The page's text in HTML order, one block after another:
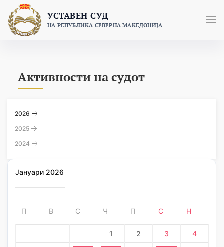
content
УСТАВЕН СУД
НА РЕПУБЛИКА СЕВЕРНА МАКЕДОНИЈА
Активности на судот
2026
2025
2024
Јануари 2026
П В С Ч П С Н
1 2 3 4